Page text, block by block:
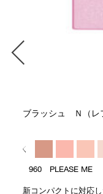
ブラッシュ Ｎ（レ
960 PLEASE ME
新コンパクトに対応